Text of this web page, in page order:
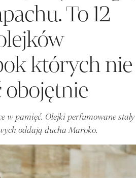
To 12
których nie
obojętnie
w pamięć. Olejki perfumowane stały
oddają ducha Maroko.